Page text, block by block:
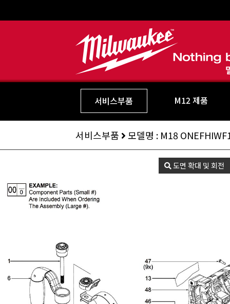
서비스부품 M12 제품
서비스부품 모델명 : M18
도면 확대 및 회전